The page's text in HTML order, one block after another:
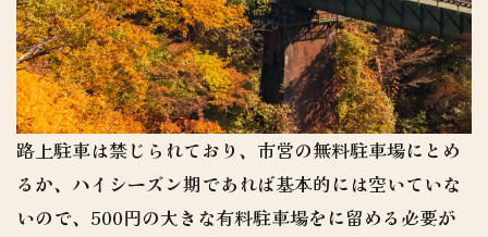
路上駐車は禁じられており、市営の無料駐車場にとめ
るか、ハイシーズン期であれば基本的には空いていな
いので、500円の大きな有料駐車場をに留める必要が